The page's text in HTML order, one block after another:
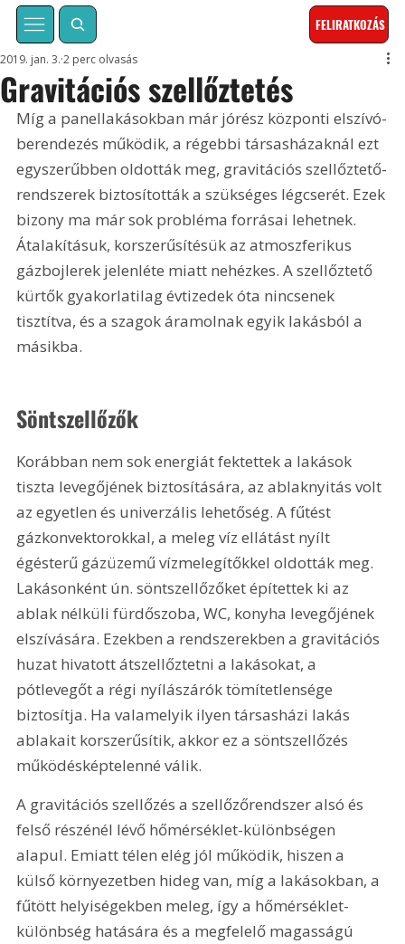
FELIRATKOZÁS
Gravitációs szellőztetés
2019. jan. 3. 2 perc olvasás
Míg a panellakásokban már jórész központi elszívó-
berendezés működik, a régebbi társasházaknál ezt
egyszerűbben oldották meg, gravitációs szellőztető-
rendszerek biztosították a szükséges légcserét. Ezek
bizony ma már sok probléma forrásai lehetnek.
Átalakításuk, korszerűsítésük az atmoszferikus
gázbojlerek jelenléte miatt nehézkes. A szellőztető
kürtők gyakorlatilag évtizedek óta nincsenek
tisztítva, és a szagok áramolnak egyik lakásból a
másikba.
Söntszellőzők
Korábban nem sok energiát fektettek a lakások
tiszta levegőjének biztosítására, az ablaknyitás volt
az egyetlen és univerzális lehetőség. A fűtést
gázkonvektorokkal, a meleg víz ellátást nyílt
égésterű gázüzemű vízmelegítőkkel oldották meg.
Lakásonként ún. söntszellőzőket építettek ki az
ablak nélküli fürdőszoba, WC, konyha levegőjének
elszívására. Ezekben a rendszerekben a gravitációs
huzat hivatott átszellőztetni a lakásokat, a
pótlevegőt a régi nyílászárók tömítetlensége
biztosítja. Ha valamelyik ilyen társasházi lakás
ablakait korszerűsítik, akkor ez a söntszellőzés
működésképtelenné válik.
A gravitációs szellőzés a szellőzőrendszer alsó és
felső részénél lévő hőmérséklet-különbségen
alapul. Emiatt télen elég jól működik, hiszen a
külső környezetben hideg van, míg a lakásokban, a
fűtött helyiségekben meleg, így a hőmérséklet-
különbség hatására és a megfelelő magasságú